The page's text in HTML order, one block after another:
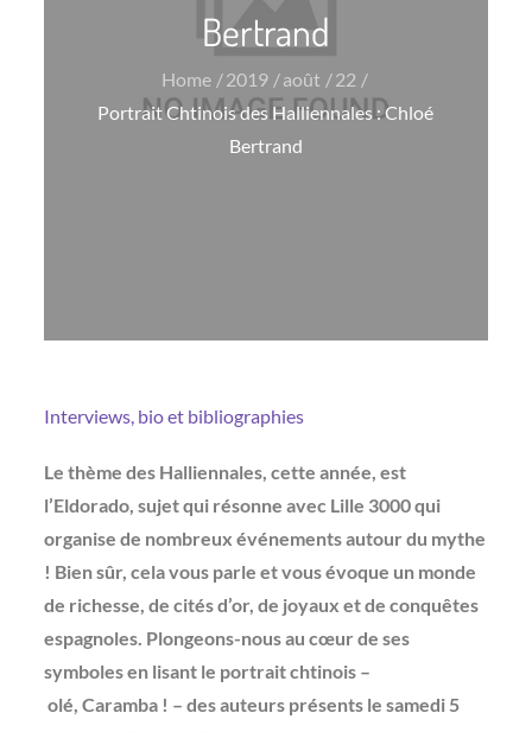
Bertrand
Home 2019 août
22
Portrait Chtinois des Halliennales : Chloé
Bertrand
Interviews, bio et bibliographies
Le thème des Halliennales, cette année, est
l’Eldorado, sujet qui résonne avec Lille 3000 qui
organise de nombreux événements autour du mythe
! Bien sûr, cela vous parle et vous évoque un monde
de richesse, de cités d’or, de joyaux et de conquêtes
espagnoles. Plongeons-nous au cœur de ses
symboles en lisant le portrait chtinois –
olé, Caramba ! – des auteurs présents le samedi 5